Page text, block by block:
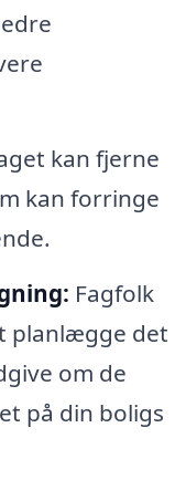
kan fjerne
kan forringe
Fagfolk
planlægge det
om de
på din boligs